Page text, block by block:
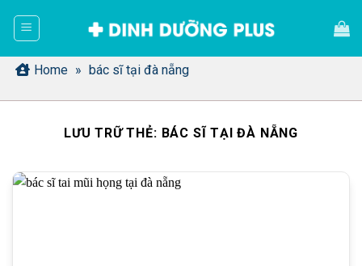
dung Home » bác sĩ tại đà nẵng
LƯU TRỮ THẺ: BÁC SĨ TẠI ĐÀ NẴNG